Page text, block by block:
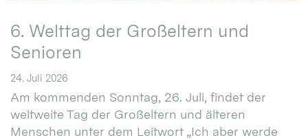
6. Welttag der Großeltern und
Senioren
24. Juli 2026
Am kommenden Sonntag, 26. Juli, findet der
weltweite Tag der Großeltern und älteren
Menschen unter dem Leitwort „Ich aber werde